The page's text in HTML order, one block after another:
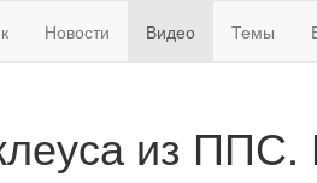
Новости Видео Темы
из